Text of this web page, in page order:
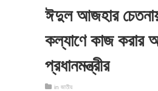
ঈদুল আজহার
কল্যাণে কাজ করার
প্রধানমন্ত্রীর
in জাতীয়